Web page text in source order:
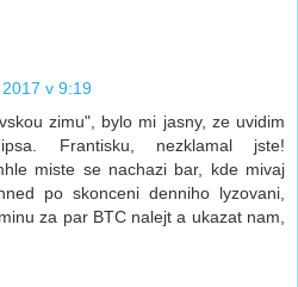
v 9:19
zimu", bylo mi jasny, ze uvidim
Frantisku, nezklamal jste!
miste se nachazi bar, kde mivaj
po skonceni denniho lyzovani,
za par BTC nalejt a ukazat nam,